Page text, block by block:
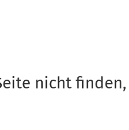
nicht finden,